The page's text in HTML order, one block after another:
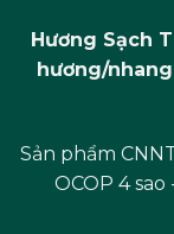
Hương Sạch
hương/
Sản phẩm
OCOP 4